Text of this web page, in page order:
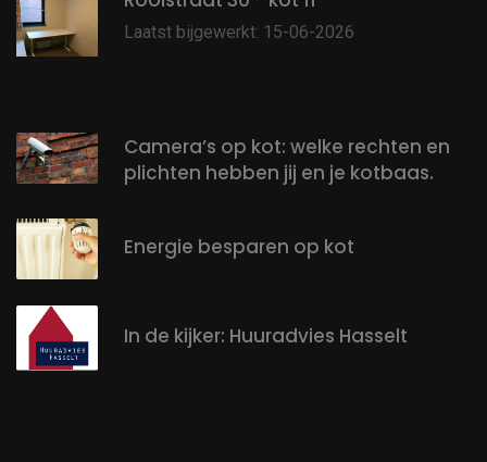
Laatst bijgewerkt: 15-06-2026
Camera’s op kot: welke rechten en
plichten hebben jij en je kotbaas.
Energie besparen op kot
In de kijker: Huuradvies Hasselt